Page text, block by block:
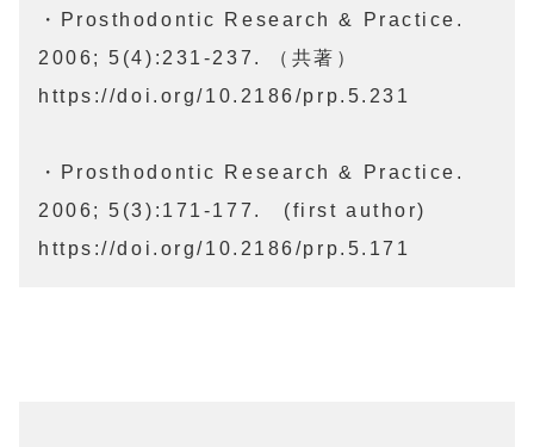
・Prosthodontic Research & Practice.
2006; 5(4):231-237. （共著）
https://doi.org/10.2186/prp.5.231
・Prosthodontic Research & Practice.
2006; 5(3):171-177.　(first author)
https://doi.org/10.2186/prp.5.171